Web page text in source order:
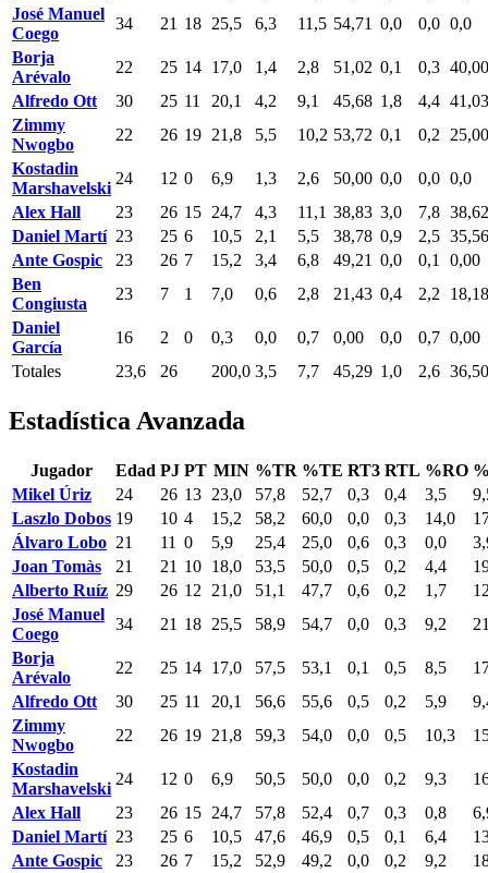
José Manuel
Coego
34 21 18 25,5 6,3 11,5 54,71 0,0 0,0 0,0
Borja
Arévalo
22 25 14 17,0 1,4 2,8 51,02 0,1 0,3 40,00
Alfredo Ott
30 25 11 20,1 4,2 9,1 45,68 1,8 4,4 41,03
Zimmy
Nwogbo
22 26 19 21,8 5,5 10,2 53,72 0,1 0,2
25,00
Kostadin
Marshavelski
24 12 0 6,9 1,3 2,6 50,00 0,0 0,0 0,0
Alex Hall
23 26 15 24,7 4,3 11,1 38,83 3,0 7,8 38,62
Daniel Martí 23 25 6 10,5 2,1 5,5 38,78 0,9 2,5 35,56
Ante Gospic
23 26 7 15,2 3,4 6,8 49,21 0,0 0,1
0,00
Ben
Congiusta
23 7 1 7,0 0,6 2,8 21,43 0,4 2,2
18,18
Daniel
García
16 2 0 0,3 0,0 0,7 0,00 0,0 0,7 0,00
Totales
23,6 26 200,0 3,5 7,7 45,29 1,0 2,6 36,50
Estadística Avanzada
Jugador Edad PJ PT MIN %TR %TE RT3 RTL %RO
Mikel Úriz
24 26 13 23,0 57,8 52,7 0,3 0,4 3,5
Laszlo Dobos 19 10 4 15,2 58,2 60,0 0,0 0,3 14,0
Álvaro Lobo 21 11 0 5,9 25,4 25,0 0,6 0,3 0,0
Joan Tomàs
21 21 10 18,0 53,5 50,0 0,5 0,2 4,4
Alberto Ruíz 29 26 12 21,0 51,1 47,7 0,6 0,2 1,7
José Manuel
Coego
34 21 18 25,5 58,9 54,7 0,0 0,3 9,2
Borja
Arévalo
22 25 14 17,0 57,5 53,1 0,1 0,5 8,5
Alfredo Ott
30 25 11 20,1 56,6 55,6 0,5 0,2 5,9
Zimmy
Nwogbo
22 26 19 21,8 59,3 54,0 0,0 0,5 10,3
Kostadin
Marshavelski
24 12 0 6,9 50,5 50,0 0,0 0,2 9,3
Alex Hall
23 26 15 24,7 57,8 52,4 0,7 0,3 0,8
Daniel Martí 23 25 6 10,5 47,6 46,9 0,5 0,1 6,4
Ante Gospic
23 26 7 15,2 52,9 49,2 0,0 0,2 9,2